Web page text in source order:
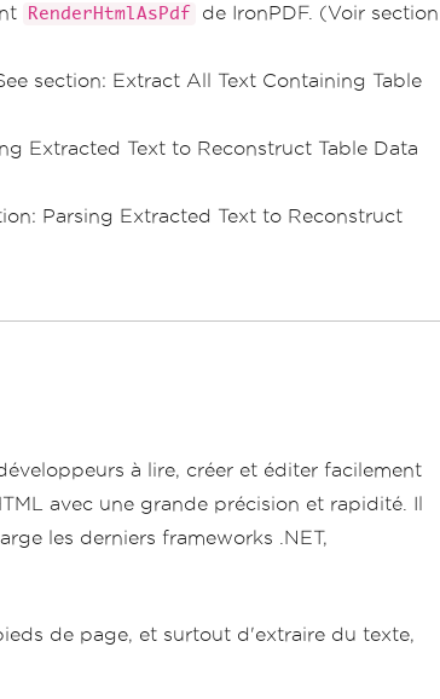
RenderHtmlAsPdf
de IronPDF. (Voir section
section: Extract All Text Containing Table
Extracted Text to Reconstruct Table Data
Parsing Extracted Text to Reconstruct
à lire, créer et éditer facilement
avec une grande précision et rapidité. Il
les derniers frameworks .NET,
de page, et surtout d'extraire du texte,